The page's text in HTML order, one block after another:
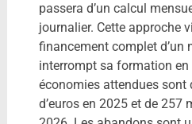
passera d’un calcul
journalier. Cette approche
financement complet d’un
interrompt sa formation en
économies attendues sont
d’euros en 2025 et de 257